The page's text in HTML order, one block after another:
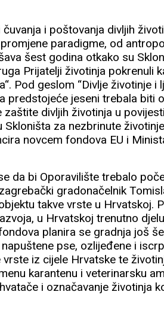
i poštovanja divljih
paradigme, od
šest godina otkako su
Prijatelji životinja pokrenuli
Pod geslom “Divlje životinje i
predstojeće jeseni trebala biti
divljih životinja u
za nezbrinute
novcem fondova EU i
da bi Oporavilište trebalo
gradonačelnik
takve vrste u Hrvatskoj.
u Hrvatskoj trenutno
planira se gradnja još
pse, ozlijeđene i
iz cijele Hrvatske te
karantenu i veterinarsku
i označavanje životinja